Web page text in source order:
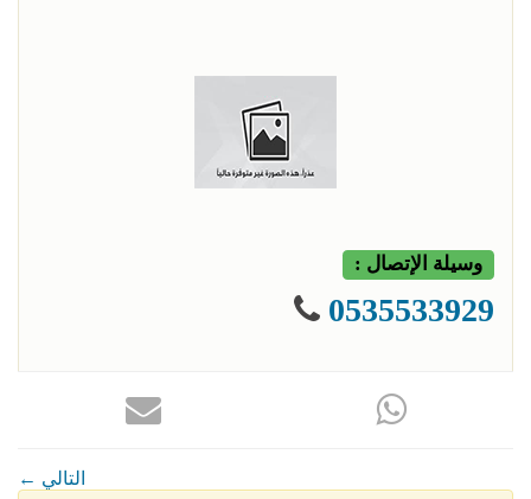
وسيلة الإتصال :
0535533929
← التالي